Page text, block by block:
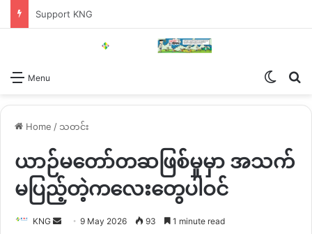
Support KNG
Menu
Home / သတင်း
ယာဉ်မတော်တဆဖြစ်မှုမှာ အသက်
မပြည့်တဲ့ကလေးတွေပါဝင်
KNG
Send9 May 2026 93 1 minute read